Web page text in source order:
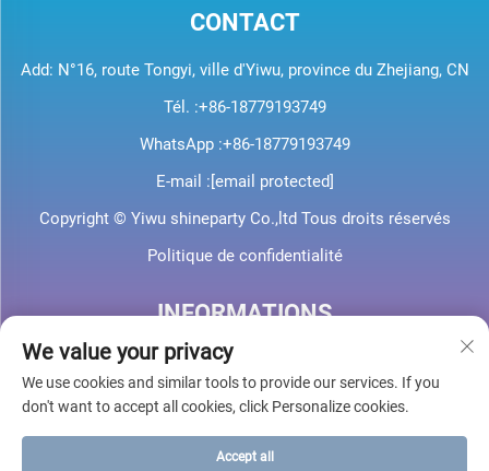
CONTACT
Add: N°16, route Tongyi, ville d'Yiwu, province du Zhejiang, CN
Tél. :+86-18779193749
WhatsApp :+86-18779193749
E-mail :[email protected]
Copyright © Yiwu shineparty Co.,ltd Tous droits réservés
Politique de confidentialité
INFORMATIONS
Inscrivez-vous pour recevoir notre newsletter hebdomadaire
We value your privacy
We use cookies and similar tools to provide our services. If you
don't want to accept all cookies, click Personalize cookies.
Accept all